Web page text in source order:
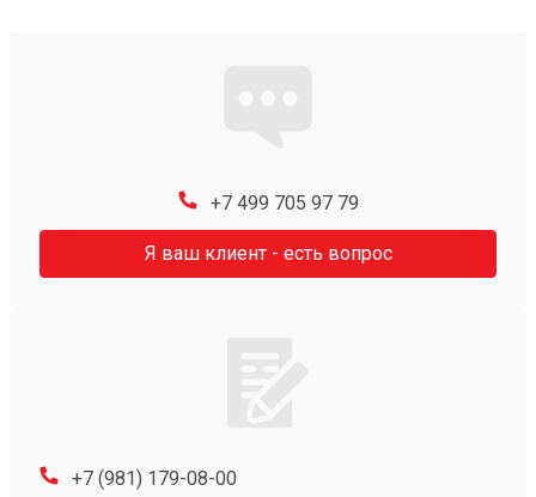
+7 499 705 97 79
Я ваш клиент - есть вопрос
+7 (981) 179-08-00